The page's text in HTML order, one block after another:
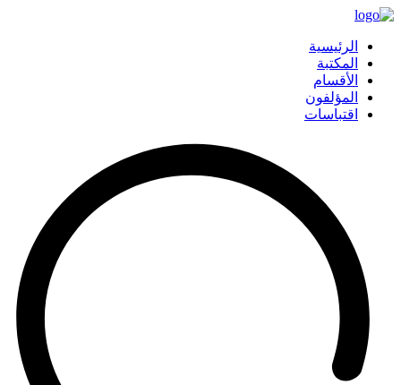
الرئيسية
المكتبة
الأقسام
المؤلفون
اقتباسات